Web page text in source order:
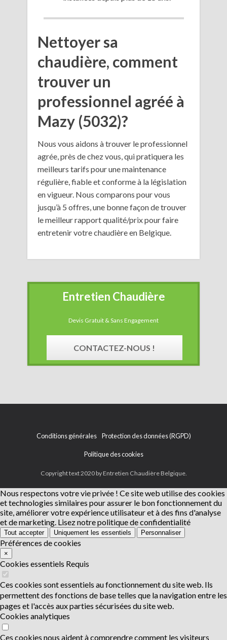
Nettoyer sa
chaudière, comment
trouver un
professionnel agréé à
Mazy (5032)?
Nous vous aidons à trouver le professionnel
agrée, près de chez vous, qui pratiquera les
meilleurs tarifs pour une maintenance
régulière, fiable et conforme à la législation
en vigueur. Nous comparons pour vous
jusqu’à 5 offres, une bonne façon de trouver
le meilleur rapport qualité/prix pour faire
entretenir votre chaudière en Belgique.
Entretien Chaudière
Devis Gratuit & Sans Engagement
CONTACTEZ-NOUS !
Conditions générales Protection des données (RGPD)
Politique des cookies
Copyright text 2020 by Entretien Chaudière Belgique.
Nous respectons votre vie privée ! Ce site web utilise des cookies
et technologies similaires pour assurer le bon fonctionnement du
site, améliorer votre expérience utilisateur et à des fins d'analyse
et de marketing. Lisez notre politique de confidentialité
Tout accepter Uniquement les essentiels Personnaliser
Préférences de cookies
×
Cookies essentiels Requis
Ces cookies sont essentiels au fonctionnement du site web. Ils
permettent des fonctions de base telles que la navigation entre les
pages et l'accès aux parties sécurisées du site web.
Cookies analytiques
Ces cookies nous aident à comprendre comment les visiteurs